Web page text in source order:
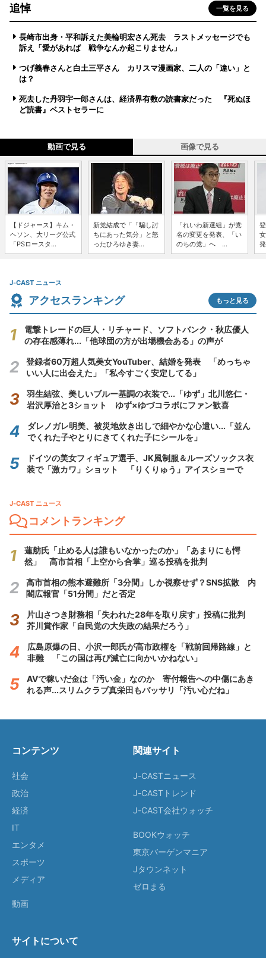
追悼 一覧を見る
長崎市出身・平和訴えた美輪明宏さん死去 ラストメッセージでも
訴え「愛があれば 戦争なんか起こりません」
つげ義春さんと白土三平さん カリスマ漫画家、二人の「違い」と
は？
死去した丹羽宇一郎さんは、経済界有数の読書家だった 『死ぬほ
ど読書』ベストセラーに
動画で見る 画像で見る
【ドジャース】キム・
ヘソン、大リーグ公式
「PSロースタ...
新党結成で「「騙し討
ちにあった気分」と怒
ったひろゆき妻...
「れいわ新選組」が党
名の変更を発表、「い
のちの党」へ ...
J-CAST ニュース
アクセスランキング もっと見る
電撃トレードの巨人・リチャード、ソフトバンク・秋広優人
の存在感薄れ...「他球団の方が出場機会ある」の声が
登録者60万超人気美女YouTuber、結婚を発表 「めっちゃ
いい人に出会えた」「私今すごく安定してる」
羽生結弦、美しいブルー基調の衣装で...「ゆず」北川悠仁・
岩沢厚治と3ショット ゆず×ゆづコラボにファン歓喜
ダレノガレ明美、被災地炊き出しで細やかな心遣い...「並ん
でくれた子やとりにきてくれた子にシールを」
ドイツの美女フィギュア選手、JK風制服＆ルーズソックス衣
装で「激カワ」ショット 「りくりゅう」アイスショーで
J-CAST ニュース
コメントランキング
蓮舫氏「止める人は誰もいなかったのか」「あまりにも愕
然」 高市首相「上空から合掌」巡る投稿を批判
高市首相の熊本避難所「3分間」しか視察せず？SNS拡散 内
閣広報官「51分間」だと否定
片山さつき財務相「失われた28年を取り戻す」投稿に批判
芥川賞作家「自民党の大失政の結果だろう」
広島原爆の日、小沢一郎氏が高市政権を「戦前回帰路線」と
非難 「この国は再び滅亡に向かいかねない」
AVで稼いだ金は「汚い金」なのか 寄付報告への中傷にあき
れる声...スリムクラブ真栄田もバッサリ「汚い心だね」
コンテンツ
社会
政治
経済
IT
エンタメ
スポーツ
メディア
動画
関連サイト
J-CASTニュース
J-CASTトレンド
J-CAST会社ウォッチ
BOOKウォッチ
東京バーゲンマニア
Jタウンネット
ゼロまる
サイトについて